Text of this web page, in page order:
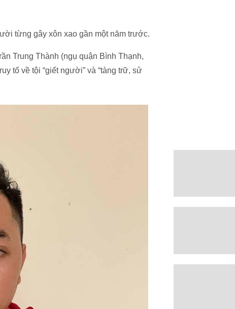
từng gây xôn xao gần một năm trước.
Trung Thành (ngụ quận Bình Thạnh,
tố về tội “giết người” và “tàng trữ, sử